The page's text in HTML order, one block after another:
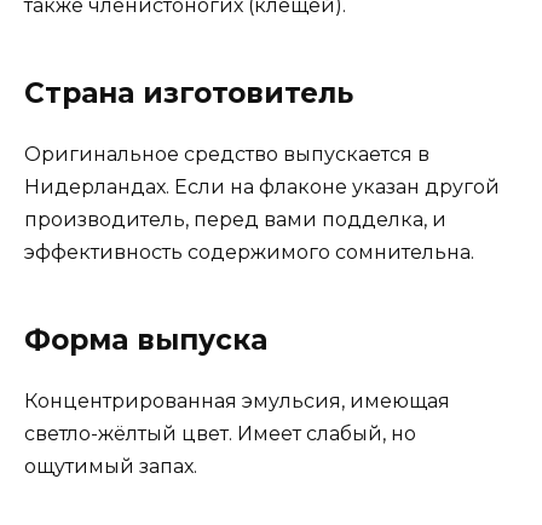
также членистоногих (клещей).
Страна изготовитель
Оригинальное средство выпускается в
Нидерландах. Если на флаконе указан другой
производитель, перед вами подделка, и
эффективность содержимого сомнительна.
Форма выпуска
Концентрированная эмульсия, имеющая
светло-жёлтый цвет. Имеет слабый, но
ощутимый запах.